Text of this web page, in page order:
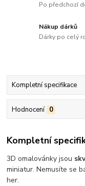
Po předchozí
Nákup dárků
Dárky po celý
Kompletní specifikace
Hodnocení 0
Kompletní
3D omalovánky jsou
miniatur. Nemusíte se
her.